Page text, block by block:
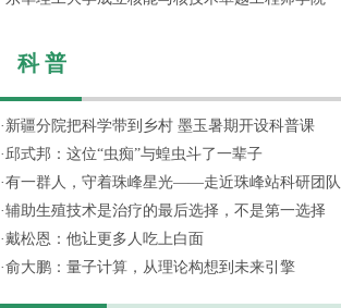
科 普
· 新疆分院把科学带到乡村 墨玉暑期开设科普课
·邱式邦：这位“虫痴”与蝗虫斗了一辈子
·有一群人，守着珠峰星光——走近珠峰站科研团队
·辅助生殖技术是治疗的最后选择，不是第一选择
·戴松恩：他让更多人吃上白面
·俞大鹏：量子计算，从理论构想到未来引擎